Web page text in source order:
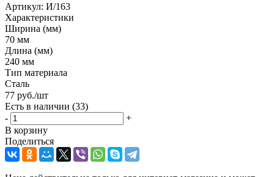
Артикул: И/163
Характеристики
Ширина (мм)
70 мм
Длина (мм)
240 мм
Тип материала
Сталь
77 руб./шт
Есть в наличии (33)
-
+
В корзину
Поделиться